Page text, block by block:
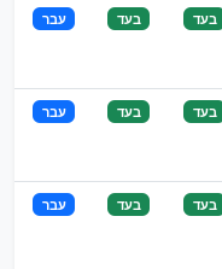
בעד בעד עבר
בעד בעד עבר
בעד בעד עבר